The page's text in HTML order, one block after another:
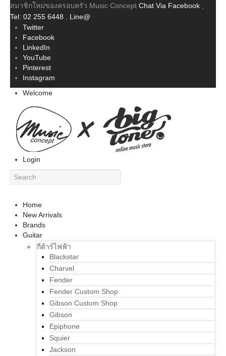
สมาชิกใหม่ของครอบครัว Music Concept Chat Via Facebook
Tel: 02 255 6448
Line@
Twitter
Facebook
LinkedIn
YouTube
Pinterest
Instagram
Welcome
Login
Home
New Arrivals
Brands
Guitar
กีต้าร์ไฟฟ้า
Blackstar
Charvel
Fender
Fender Custom Shop
Gibson Custom Shop
Gibson
Epiphone
Squier
Jackson